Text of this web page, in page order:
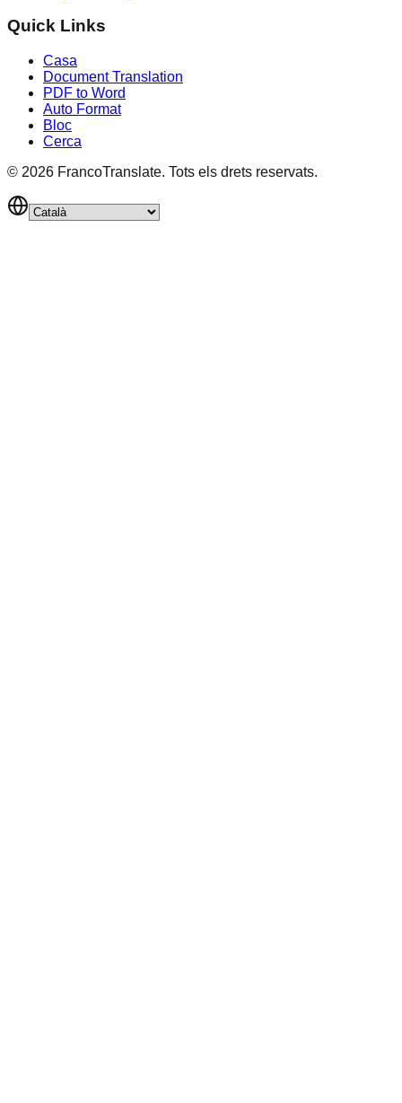
Quick Links
Casa
Document Translation
PDF to Word
Auto Format
Bloc
Cerca
© 2026 FrancoTranslate. Tots els drets reservats.